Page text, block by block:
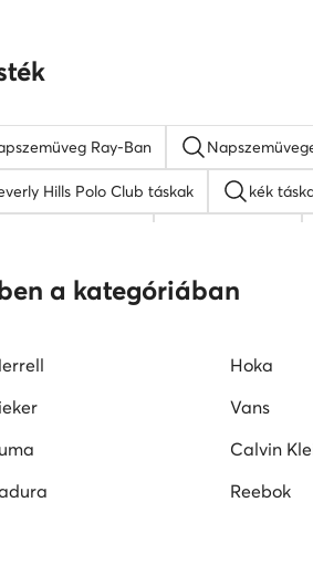
Ray-Ban
Hills Polo Club táskak kék
bőr táskak Nine West táskak
a kategóriában
Hoka
Vans
Calvin
Reebok